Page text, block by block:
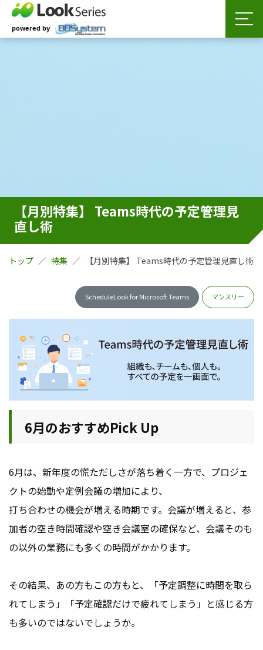
【月別特集】 Teams時代の予定管理見
直し術
トップ 特集 【月別特集】 Teams時代の予定管理見直し術
ScheduleLook for Microsoft Teams マンスリー
6月のおすすめPick Up
6月は、新年度の慌ただしさが落ち着く一方で、プロジェ
クトの始動や定例会議の増加により、
打ち合わせの機会が増える時期です。会議が増えると、参
加者の空き時間確認や空き会議室の確保など、会議そのも
の以外の業務にも多くの時間がかかります。
その結果、あの方もこの方もと、「予定調整に時間を取ら
れてしまう」「予定確認だけで疲れてしまう」と感じる方
も多いのではないでしょうか。